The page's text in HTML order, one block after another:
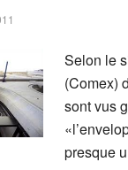
Selon le
(Comex)
sont vus
presque